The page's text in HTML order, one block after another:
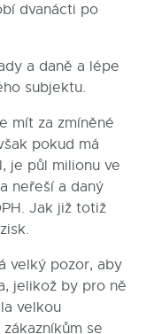
dvanácti po
a daně a lépe
subjektu.
mít za zmíněné
pokud má
je půl milionu ve
neřeší a daný
Jak již totiž
velký pozor, aby
jelikož by pro ně
velkou
se